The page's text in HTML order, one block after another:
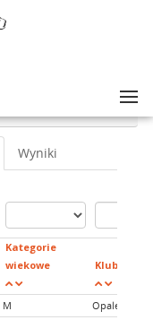
Wyniki
Kategorie
wiekowe
Klub
M
Opalenicki